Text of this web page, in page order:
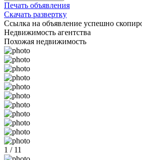
Печать объявления
Скачать развертку
Ссылка на объявление успешно
Недвижимость агентства
Похожая недвижимость
1 / 11